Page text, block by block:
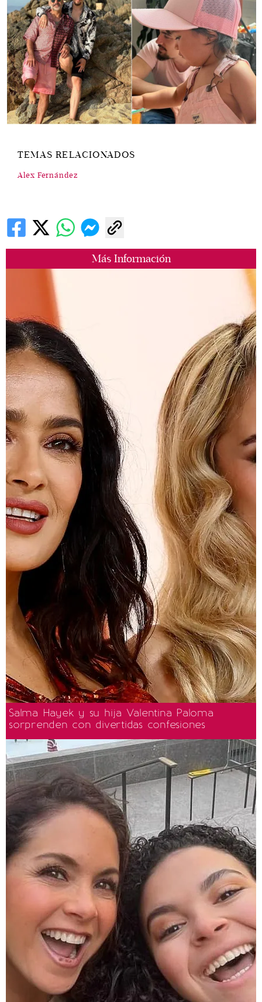
Más Información
Salma Hayek y su hija Valentina Paloma
sorprenden con divertidas confesiones
TEMAS RELACIONADOS
Alex Fernández